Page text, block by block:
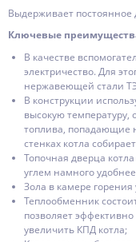
Выдерживает постоянное
Ключевые
В качестве
электричество. Для
нержавеющей стали
В конструкции
высокую
топлива, попадающие
стенках котла
Топочная дверца
углем намного
Зола в камере
Теплообменник
позволяет
увеличить КПД котла;